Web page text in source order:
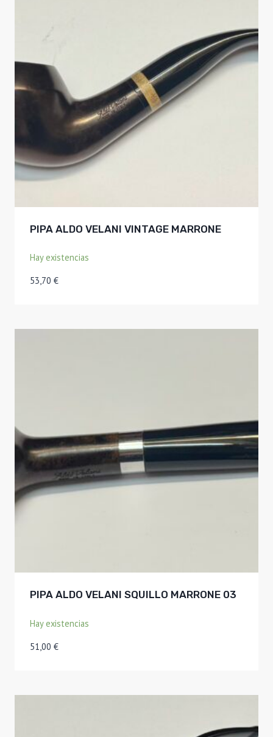
PIPA ALDO VELANI VINTAGE MARRONE
Hay existencias
53,70 €
PIPA ALDO VELANI SQUILLO MARRONE 03
Hay existencias
51,00 €